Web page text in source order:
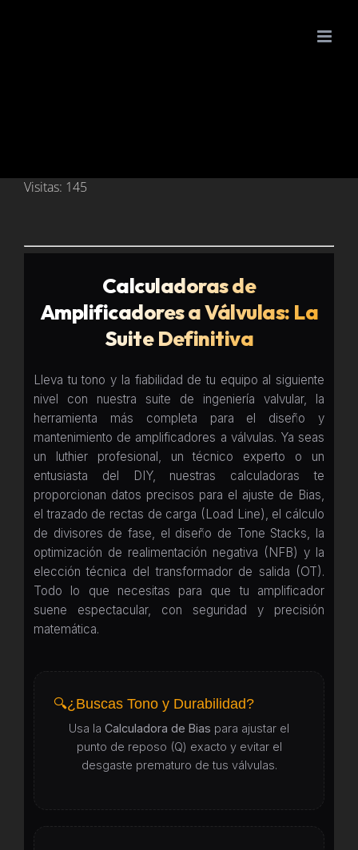
Visitas: 145
Calculadoras de
Amplificadores a Válvulas: La
Suite Definitiva
Lleva tu tono y la fiabilidad de tu equipo al siguiente
nivel con nuestra suite de ingeniería valvular, la
herramienta más completa para el diseño y
mantenimiento de amplificadores a válvulas. Ya seas
un luthier profesional, un técnico experto o un
entusiasta del DIY, nuestras calculadoras te
proporcionan datos precisos para el ajuste de Bias,
el trazado de rectas de carga (Load Line), el cálculo
de divisores de fase, el diseño de Tone Stacks, la
optimización de realimentación negativa (NFB) y la
elección técnica del transformador de salida (OT).
Todo lo que necesitas para que tu amplificador
suene espectacular, con seguridad y precisión
matemática.
🔍¿Buscas Tono y Durabilidad?
Usa la Calculadora de Bias para ajustar el
punto de reposo (Q) exacto y evitar el
desgaste prematuro de tus válvulas.